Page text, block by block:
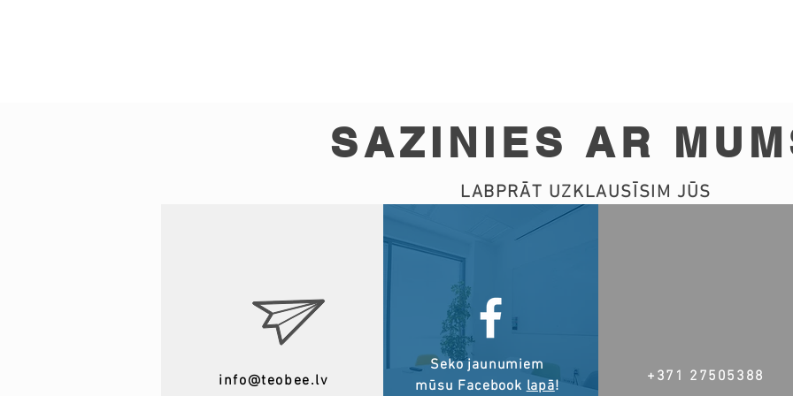
SAZINIES AR
LABPRĀT UZKLAUSĪSIM JŪS
info@teobee.lv
Seko jaunumiem
mūsu Facebooklapā!
+371 27505388